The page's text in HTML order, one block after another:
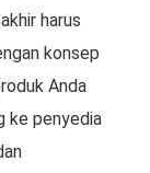
harus
konsep
Anda
ke penyedia